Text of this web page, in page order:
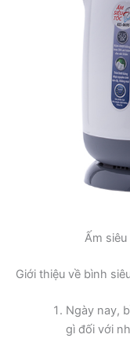
Ấm
Giới thiệu về bình
Ngày nay,
gì đối với